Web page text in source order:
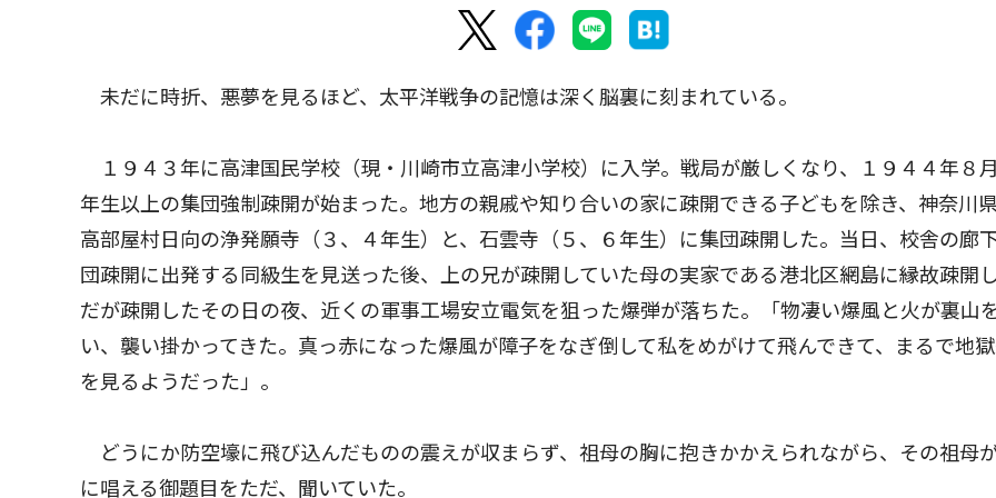
未だに時折、悪夢を見るほど、太平洋戦争の記憶は深く脳裏に刻まれている。
１９４３年に高津国民学校（現・川崎市立高津小学校）に入学。戦局が厳しくなり、１９４４年８
年生以上の集団強制疎開が始まった。地方の親戚や知り合いの家に疎開できる子どもを除き、神奈川
高部屋村日向の浄発願寺（３、４年生）と、石雲寺（５、６年生）に集団疎開した。当日、校舎の廊
団疎開に出発する同級生を見送った後、上の兄が疎開していた母の実家である港北区網島に縁故疎開
だが疎開したその日の夜、近くの軍事工場安立電気を狙った爆弾が落ちた。「物凄い爆風と火が裏山
い、襲い掛かってきた。真っ赤になった爆風が障子をなぎ倒して私をめがけて飛んできて、まるで地
を見るようだった」。
どうにか防空壕に飛び込んだものの震えが収まらず、祖母の胸に抱きかかえられながら、その祖母
に唱える御題目をただ、聞いていた。